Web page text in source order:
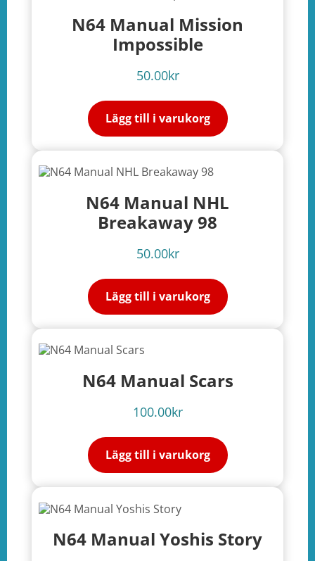
N64 Manual Mission
Impossible
50.00kr
Lägg till i varukorg
N64 Manual NHL
Breakaway 98
50.00kr
Lägg till i varukorg
N64 Manual Scars
100.00kr
Lägg till i varukorg
N64 Manual Yoshis Story